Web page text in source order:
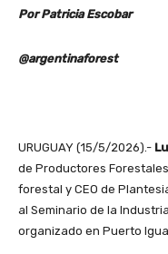
Por Patricia Escobar
@argentinaforest
URUGUAY (15/5/2026).-
de Productores
forestal y CEO de
al Seminario de la
organizado en Puerto